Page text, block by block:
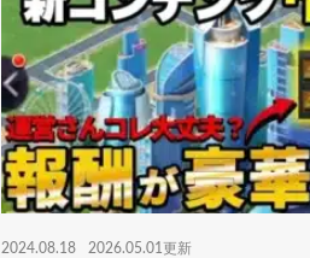
2024.08.18 2026.05.01更新